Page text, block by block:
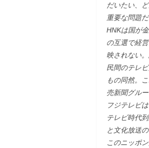
だいたい、
重要な問題だ
HNKは国が
の互選で経
映されない
民間のテレ
もの同然。
売新聞グル
フジテレビ
テレビ時代
と文化放送
このニッポ